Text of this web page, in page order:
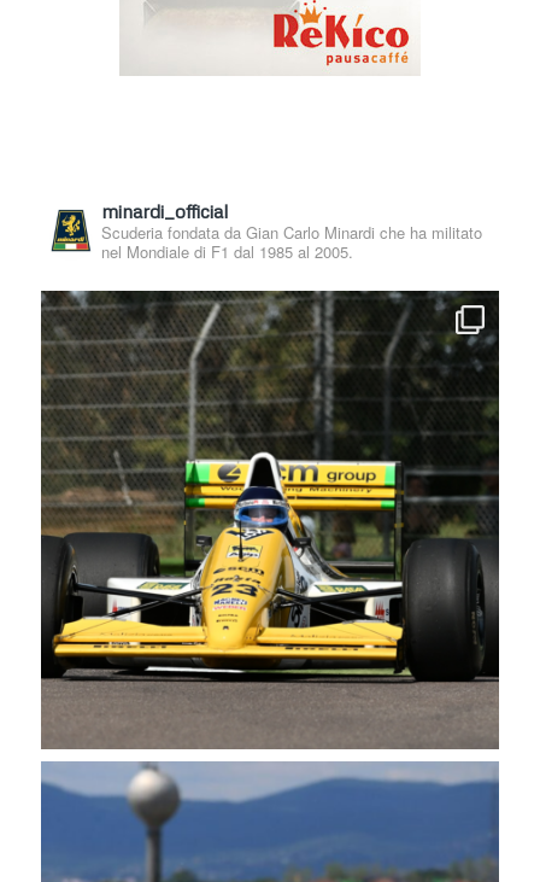
minardi_official
Scuderia fondata da Gian Carlo Minardi che ha militato
nel Mondiale di F1 dal 1985 al 2005.